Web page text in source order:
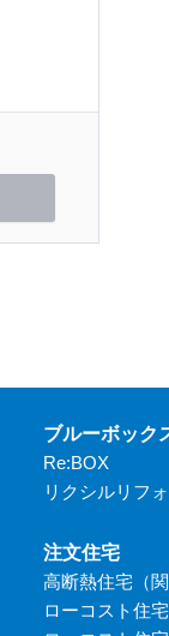
ブルーボック
Re:BOX
リクシルリフ
注文住宅
高断熱住宅（関
ローコスト住宅